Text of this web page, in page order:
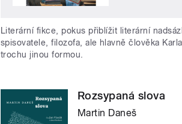
Literární fikce, pokus přiblížit literární
spisovatele, filozofa, ale hlavně člověka
trochu jinou formou.
Rozsypaná slova
Martin Daneš